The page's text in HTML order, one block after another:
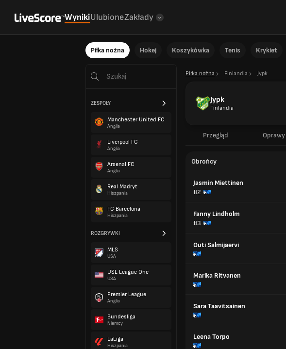
WynikiUlubioneZakłady
Piłka nożna Hokej Koszykówka Tenis Krykiet
ZESPOŁY
Manchester United FC
Anglia
Liverpool FC
Anglia
Arsenal FC
Anglia
Real Madryt
Hiszpania
FC Barcelona
Hiszpania
ROZGRYWKI
MLS
USA
USL League One
USA
Premier League
Anglia
Bundesliga
Niemcy
LaLiga
Hiszpania
Piłka nożna Finlandia Jypk
Jypk
Finlandia
Przegląd Oprawy
Obrońcy
Jasmin Miettinen
#2
Fanny Lindholm
#3
Outi Salmijaervi
Marika Ritvanen
Sara Taavitsainen
Leena Torpo